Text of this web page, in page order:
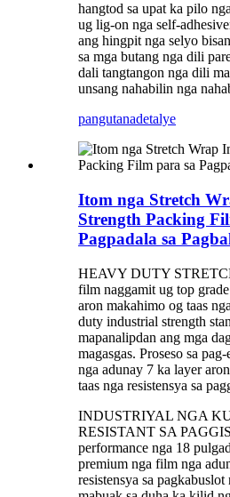
hangtod sa upat ka pilo
ug lig-on nga self-
ang hingpit nga selyo
sa mga butang nga dili
dali tangtangon nga dili
unsang nahabilin nga
pangutanadetalye
Itom nga Stretch
Strength Packing
Pagpadala sa
HEAVY DUTY
film naggamit ug top
aron makahimo og taas
duty industrial strength
mapanalipdan ang mga
magasgas. Proseso sa
nga adunay 7 ka layer
taas nga resistensya sa
INDUSTRIYAL NGA
RESISTANT SA
performance nga 18
premium nga film nga
resistensya sa